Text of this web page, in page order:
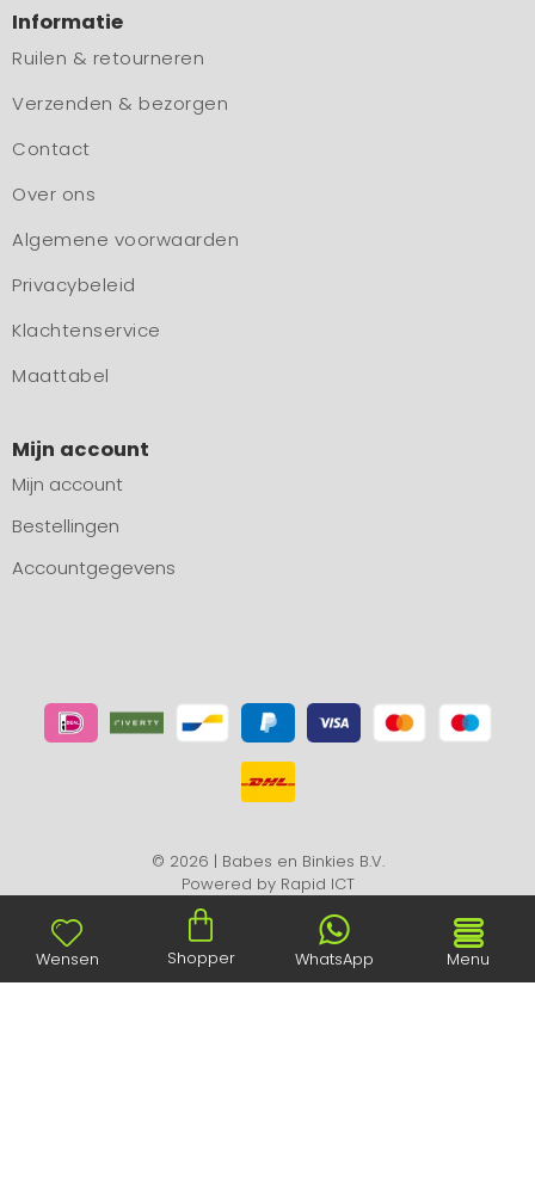
Informatie
Ruilen & retourneren
Verzenden & bezorgen
Contact
Over ons
Algemene voorwaarden
Privacybeleid
Klachtenservice
Maattabel
Mijn account
Mijn account
Bestellingen
Accountgegevens
© 2026 | Babes en Binkies B.V.
Powered by Rapid ICT
Wensen Shopper WhatsApp Menu